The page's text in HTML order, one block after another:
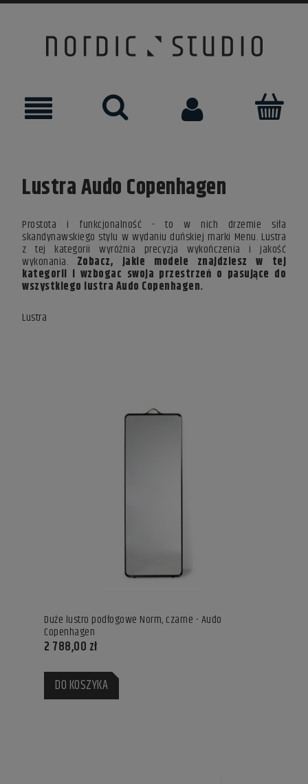
Lustra Audo Copenhagen
Prostota i funkcjonalność - to w nich drzemie siła
skandynawskiego stylu w wydaniu duńskiej marki Menu. Lustra
z tej kategorii wyróżnia precyzja wykończenia i jakość
wykonania. Zobacz, jakie modele znajdziesz w tej
kategorii i wzbogac swoja przestrzeń o pasujące do
wszystkiego lustra Audo Copenhagen.
Lustra
Duże lustro podłogowe Norm, czarne - Audo
Copenhagen
2 788,00 zł
DO KOSZYKA